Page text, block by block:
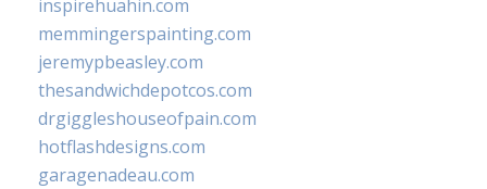
inspirehuahin.com
memmingerspainting.com
jeremypbeasley.com
thesandwichdepotcos.com
drgiggleshouseofpain.com
hotflashdesigns.com
garagenadeau.com